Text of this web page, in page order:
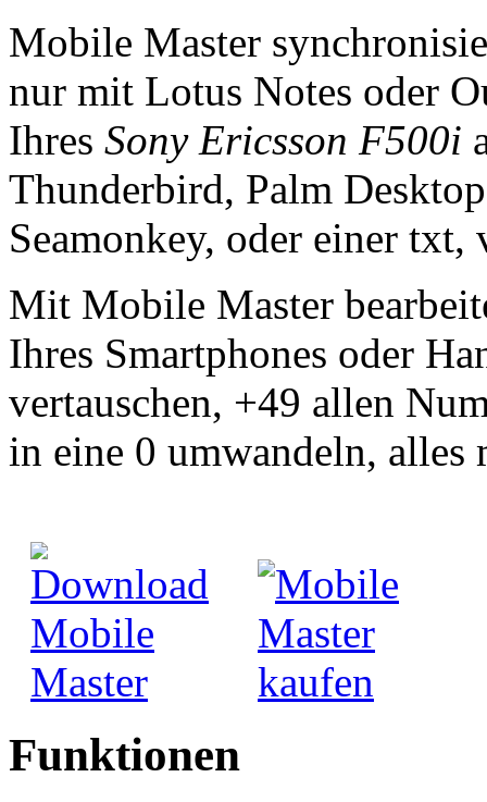
Mobile Master
nur mit Lotus Notes oder
Ihres Sony Ericsson F500i
Thunderbird, Palm
Seamonkey, oder einer
Mit Mobile Master
Ihres Smartphones oder
vertauschen, +49 allen
in eine 0 umwandeln,
Funktionen